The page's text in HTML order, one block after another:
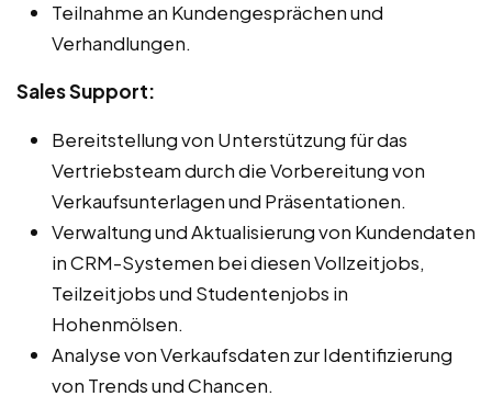
Teilnahme an Kundengesprächen und
Verhandlungen.
Sales Support:
Bereitstellung von Unterstützung für das
Vertriebsteam durch die Vorbereitung von
Verkaufsunterlagen und Präsentationen.
Verwaltung und Aktualisierung von Kundendaten
in CRM-Systemen bei diesen Vollzeitjobs,
Teilzeitjobs und Studentenjobs in
Hohenmölsen.
Analyse von Verkaufsdaten zur Identifizierung
von Trends und Chancen.